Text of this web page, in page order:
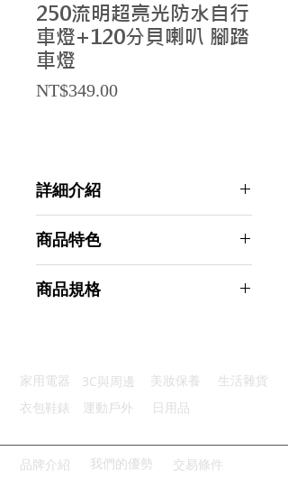
250流明超亮光防水自行
車燈+120分貝喇叭 腳踏
車燈
NT$349.00Price
詳細介紹
商品特色
優質防水：有效防水阻止雨水入侵
捷充電：USB便捷供電好方便
商品規格
主要材質：塑料
商品尺寸：10.2*6.5*5.5cm
產地名稱：中國大陸
代理商：亞桓有限公司
家用電器 3C與周邊 美妝保養
生活雜貨
衣包鞋錶
運動戶外 日用品
品牌介紹 我們的優勢 交易條件